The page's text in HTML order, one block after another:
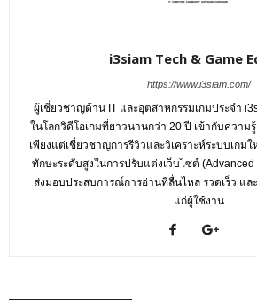
i3siam Tech & Game
https://www.i3siam.com/
ผู้เชี่ยวชาญด้าน IT และอุตสาหกรรมเกมประจำ
ในโลกวิดีโอเกมที่ยาวนานกว่า 20 ปี เข้ากับความ
เพียงแต่เชี่ยวชาญการรีวิวและวิเคราะห์ระบบเกม
ทักษะระดับสูงในการปรับแต่งเว็บไซต์ (Advanced
ส่งมอบประสบการณ์การอ่านที่ลื่นไหล รวดเร็ว แ
แก่ผู้ใช้งาน